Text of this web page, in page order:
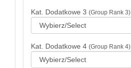
Kat. Dodatkowe 3 (Group Rank 3)
Kat. Dodatkowe 4 (Group Rank 4)